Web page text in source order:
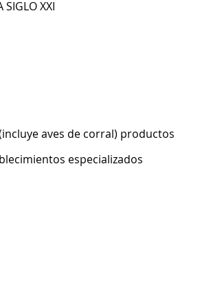
XXI
aves de corral) productos
especializados